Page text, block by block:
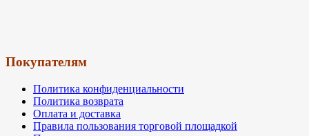
Покупателям
Политика конфиденциальности
Политика возврата
Оплата и доставка
Правила пользования торговой площадкой